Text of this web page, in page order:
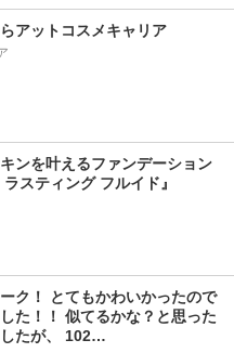
アットコスメキャリア
ンを叶えるファンデーション
ラスティング フルイド』
ク！ とてもかわいかったので
た！！ 似てるかな？と思った
たが、 102…